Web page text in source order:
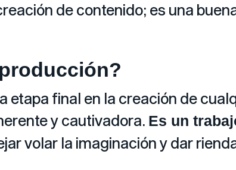
de contenido; es una
etapa final en la creación de
y cautivadora. Es un
volar la imaginación y dar